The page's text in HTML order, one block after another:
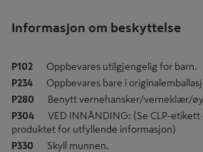
Informasjon om beskyttelse
P102
Oppbevares utilgjengelig for barn.
P234
Oppbevares bare i
P280
Benytt vernehansker/verneklær/
P304
VED INNÅNDING: (Se CLP-
produktet for utfyllende informasjon)
P330
Skyll munnen.